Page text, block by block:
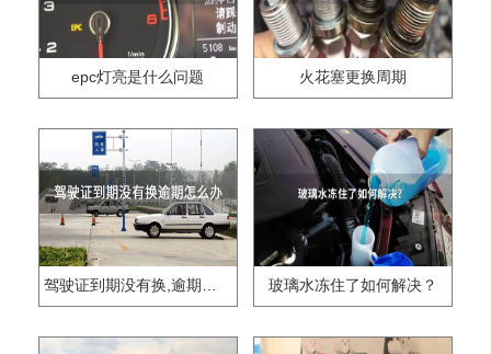
epc灯亮是什么问题 火花塞更换周期
驾驶证到期没有换,逾期怎么办?? 玻璃水冻住了如何解决？